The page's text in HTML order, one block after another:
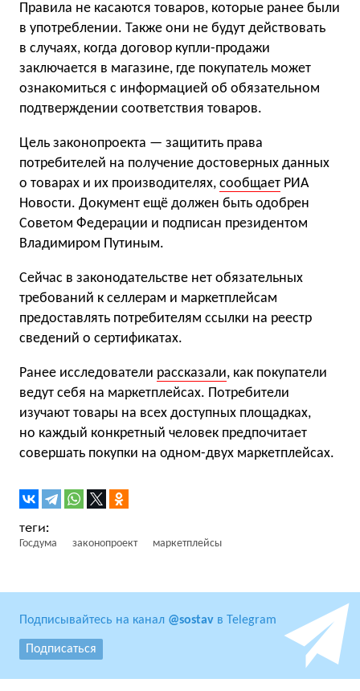
Правила не касаются товаров, которые ранее были
в употреблении. Также они не будут действовать
в случаях, когда договор купли-продажи
заключается в магазине, где покупатель может
ознакомиться с информацией об обязательном
подтверждении соответствия товаров.
Цель законопроекта — защитить права
потребителей на получение достоверных данных
о товарах и их производителях, сообщает РИА
Новости. Документ ещё должен быть одобрен
Советом Федерации и подписан президентом
Владимиром Путиным.
Сейчас в законодательстве нет обязательных
требований к селлерам и маркетплейсам
предоставлять потребителям ссылки на реестр
сведений о сертификатах.
Ранее исследователи рассказали, как покупатели
ведут себя на маркетплейсах. Потребители
изучают товары на всех доступных площадках,
но каждый конкретный человек предпочитает
совершать покупки на одном-двух маркетплейсах.
Госдума законопроект маркетплейсы
Подписывайтесь на канал @sostav в Telegram
Подписаться